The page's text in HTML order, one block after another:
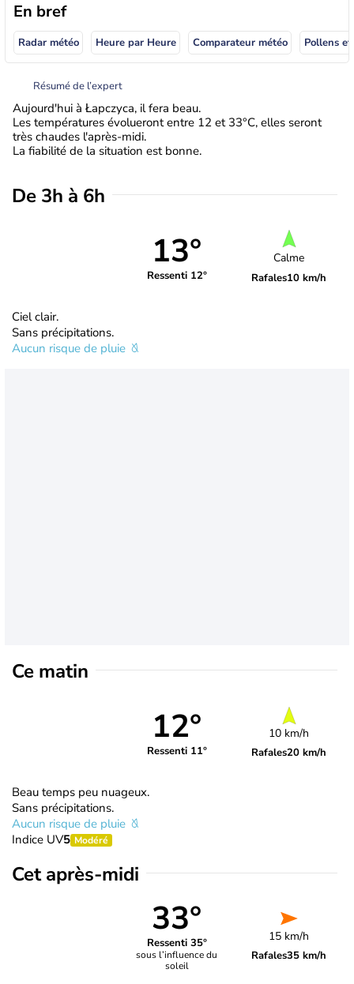
En bref
Radar météo Heure par Heure Comparateur météo Pollens
Résumé de l’expert
Aujourd'hui à Łapczyca, il fera beau.
Les températures évolueront entre 12 et 33°C, elles seront
très chaudes l'après-midi.
La fiabilité de la situation est bonne.
De 3h à 6h
13°
Ressenti 12°
Calme
Rafales10 km/h
Ciel clair.
Sans précipitations.
Aucun risque de pluie
Ce matin
12°
Ressenti 11°
10 km/h
Rafales20 km/h
Beau temps peu nuageux.
Sans précipitations.
Aucun risque de pluie
Indice UV5 Modéré
Cet après-midi
33°
Ressenti 35°
sous l’influence du
soleil
15 km/h
Rafales35 km/h